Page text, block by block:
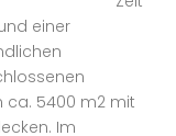
einer
ca. 5400 m2 mit
Im